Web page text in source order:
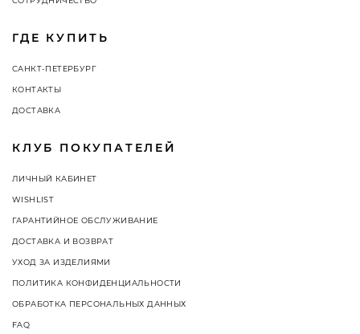
ГДЕ КУПИТЬ
САНКТ-ПЕТЕРБУРГ
КОНТАКТЫ
ДОСТАВКА
КЛУБ ПОКУПАТЕЛЕЙ
ЛИЧНЫЙ КАБИНЕТ
WISHLIST
ГАРАНТИЙНОЕ ОБСЛУЖИВАНИЕ
ДОСТАВКА И ВОЗВРАТ
УХОД ЗА ИЗДЕЛИЯМИ
ПОЛИТИКА КОНФИДЕНЦИАЛЬНОСТИ
ОБРАБОТКА ПЕРСОНАЛЬНЫХ ДАННЫХ
FAQ